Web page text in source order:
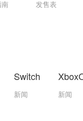
发售表
Switch
新闻 新闻